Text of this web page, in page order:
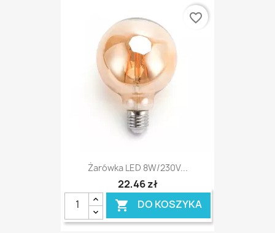
Żarówka LED 8W/230V...
22,46 zł
 DO KOSZYKA
favorite_border